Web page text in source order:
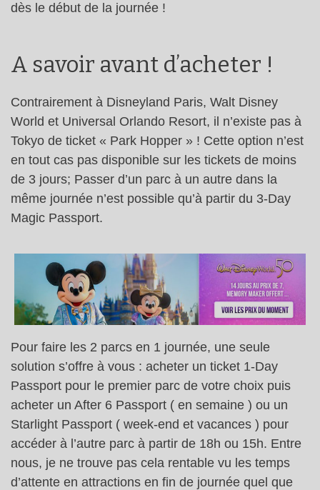
dès le début de la journée !
A savoir avant d’acheter !
Contrairement à Disneyland Paris, Walt Disney
World et Universal Orlando Resort, il n’existe pas à
Tokyo de ticket « Park Hopper » ! Cette option n’est
en tout cas pas disponible sur les tickets de moins
de 3 jours; Passer d’un parc à un autre dans la
même journée n’est possible qu’à partir du 3-Day
Magic Passport.
Pour faire les 2 parcs en 1 journée, une seule
solution s’offre à vous : acheter un ticket 1-Day
Passport pour le premier parc de votre choix puis
acheter un After 6 Passport ( en semaine ) ou un
Starlight Passport ( week-end et vacances ) pour
accéder à l’autre parc à partir de 18h ou 15h. Entre
nous, je ne trouve pas cela rentable vu les temps
d’attente en attractions en fin de journée quel que